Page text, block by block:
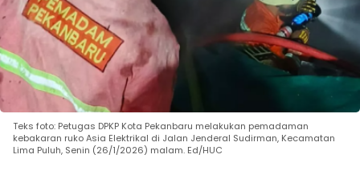
Teks foto: Petugas DPKP Kota Pekanbaru melakukan pemadaman
kebakaran ruko Asia Elektrikal di Jalan Jenderal Sudirman, Kecamatan
Lima Puluh, Senin (26/1/2026) malam. Ed/HUC